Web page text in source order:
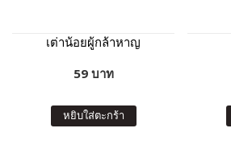
เต่าน้อยผู้กล้าหาญ
59 บาท
หยิบใส่ตะกร้า